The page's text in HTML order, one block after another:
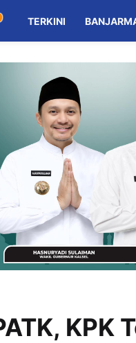
TERKINI
KPK